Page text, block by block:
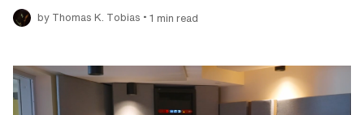
by Thomas K. Tobias • 1 min read